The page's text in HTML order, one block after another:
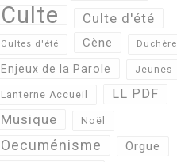
Culte Culte d'été
Cultes d'été Cène Duchère
Enjeux de la Parole Jeunes
Lanterne Accueil LL PDF
Musique Noël
Oecuménisme Orgue